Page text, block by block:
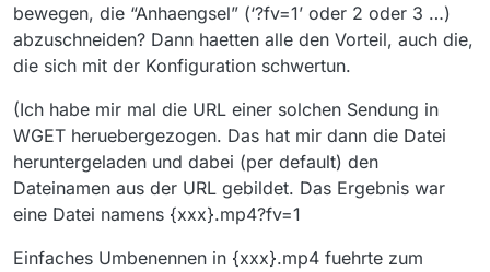
bewegen, die “Anhaengsel” (‘?fv=1’ oder 2 oder 3 …)
abzuschneiden? Dann haetten alle den Vorteil, auch die,
die sich mit der Konfiguration schwertun.
(Ich habe mir mal die URL einer solchen Sendung in
WGET heruebergezogen. Das hat mir dann die Datei
heruntergeladen und dabei (per default) den
Dateinamen aus der URL gebildet. Das Ergebnis war
eine Datei namens {xxx}.mp4?fv=1
Einfaches Umbenennen in {xxx}.mp4 fuehrte zum